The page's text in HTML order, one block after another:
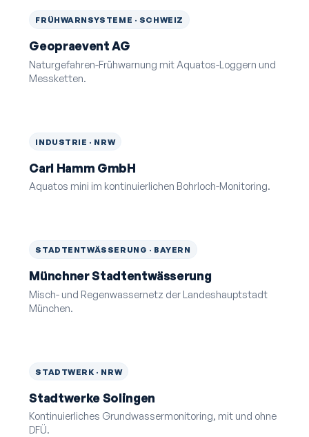
FRÜHWARNSYSTEME · SCHWEIZ
Geopraevent AG
Naturgefahren-Frühwarnung mit Aquatos-Loggern und
Messketten.
INDUSTRIE · NRW
Carl Hamm GmbH
Aquatos mini im kontinuierlichen Bohrloch-Monitoring.
STADT­ENTWÄSSERUNG · BAYERN
Münchner Stadtentwässerung
Misch- und Regenwasser­netz der Landeshauptstadt
München.
STADTWERK · NRW
Stadtwerke Solingen
Kontinuierliches Grund­wasser­monitoring, mit und ohne
DFÜ.